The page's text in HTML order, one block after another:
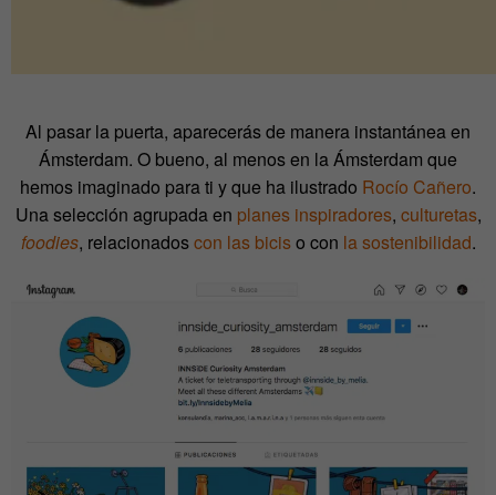
Al pasar la puerta, aparecerás de manera instantánea en
Ámsterdam. O bueno, al menos en la Ámsterdam que
hemos imaginado para ti y que ha ilustrado Rocío Cañero.
Una selección agrupada en planes inspiradores, culturetas,
foodies, relacionadoscon las biciso con la sostenibilidad.